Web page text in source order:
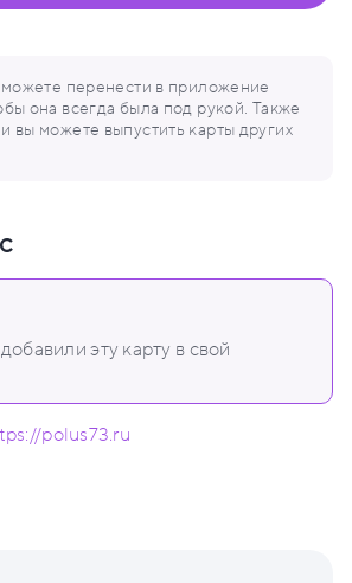
можете перенести в приложение
она всегда была под рукой. Также
вы можете выпустить карты других
эту карту в свой
polus73.ru